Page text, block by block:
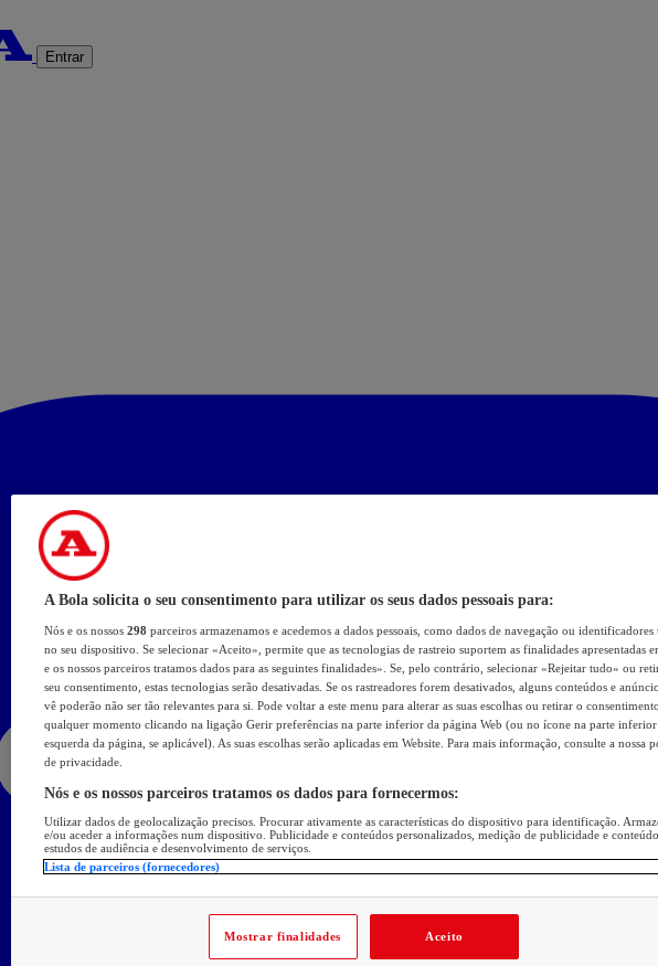
Entrar
A Bola solicita o seu consentimento para utilizar os seus dados pessoais para:
Nós e os nossos 298 parceiros armazenamos e acedemos a dados pessoais, como dados de navegação ou identificadores
no seu dispositivo. Se selecionar «Aceito», permite que as tecnologias de rastreio suportem as finalidades apresentadas
e os nossos parceiros tratamos dados para as seguintes finalidades». Se, pelo contrário, selecionar «Rejeitar tudo» ou
seu consentimento, estas tecnologias serão desativadas. Se os rastreadores forem desativados, alguns conteúdos e
vê poderão não ser tão relevantes para si. Pode voltar a este menu para alterar as suas escolhas ou retirar o
qualquer momento clicando na ligação Gerir preferências na parte inferior da página Web (ou no ícone na parte inferior
esquerda da página, se aplicável). As suas escolhas serão aplicadas em Website. Para mais informação, consulte a nossa
de privacidade.
Nós e os nossos parceiros tratamos os dados para fornecermos:
Utilizar dados de geolocalização precisos. Procurar ativamente as características do dispositivo para identificação.
e/ou aceder a informações num dispositivo. Publicidade e conteúdos personalizados, medição de publicidade e
estudos de audiência e desenvolvimento de serviços.
Lista de parceiros (fornecedores)
Mostrar finalidades Aceito